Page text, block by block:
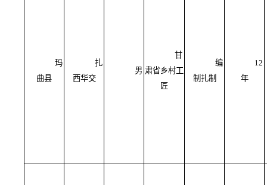
玛
曲县
扎
西华交
男
甘
肃省乡村工
匠
编
制扎制
12
年